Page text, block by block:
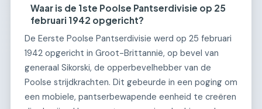
Waar is de 1ste Poolse Pantserdivisie op 25
februari 1942 opgericht?
De Eerste Poolse Pantserdivisie werd op 25 februari
1942 opgericht in Groot-Brittannië, op bevel van
generaal Sikorski, de opperbevelhebber van de
Poolse strijdkrachten. Dit gebeurde in een poging om
een mobiele, pantserbewapende eenheid te creëren